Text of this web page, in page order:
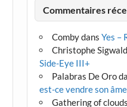
Commentaires
CombydansYes –
Christophe Sigwald
Side-Eye III+
Palabras De Oro
est-ce vendre son
Gathering of clouds